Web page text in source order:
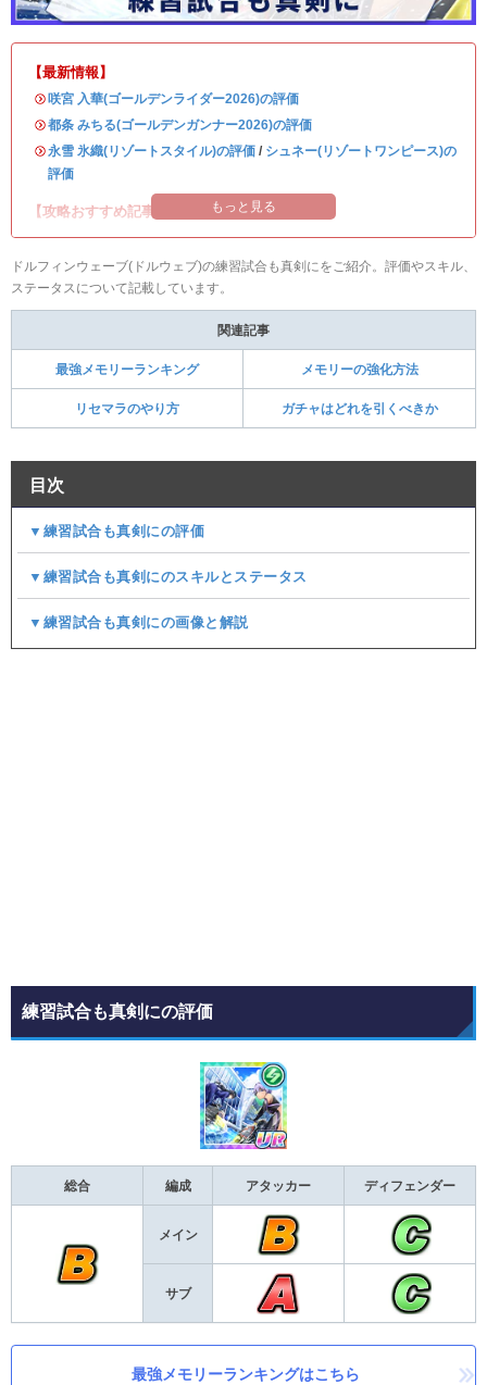
【最新情報】
・咲宮 入華(ゴールデンライダー2026)の評価
・都条 みちる(ゴールデンガンナー2026)の評価
・永雪 氷織(リゾートスタイル)の評価 / シュネー(リゾートワンピース)の
評価
【攻略おすすめ記事】 もっと見る
ドルフィンウェーブ(ドルウェブ)の練習試合も真剣にをご紹介。評価やスキル、
ステータスについて記載しています。
関連記事
最強メモリーランキング メモリーの強化方法
リセマラのやり方 ガチャはどれを引くべきか
目次
▼練習試合も真剣にの評価
▼練習試合も真剣にのスキルとステータス
▼練習試合も真剣にの画像と解説
練習試合も真剣にの評価
総合 編成 アタッカー ディフェンダー
メイン
サブ
最強メモリーランキングはこちら